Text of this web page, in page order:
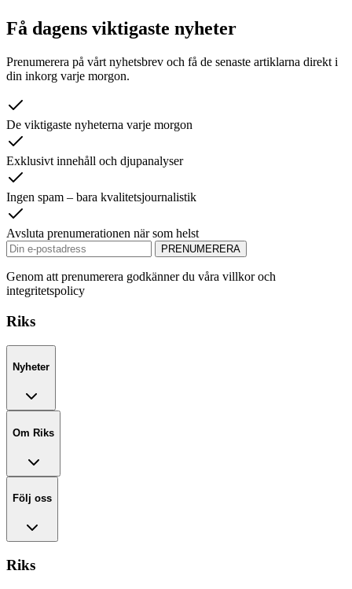
Få dagens viktigaste nyheter
Prenumerera på vårt nyhetsbrev och få de senaste artiklarna direkt i
din inkorg varje morgon.
De viktigaste nyheterna varje morgon
Exklusivt innehåll och djupanalyser
Ingen spam – bara kvalitetsjournalistik
Avsluta prenumerationen när som helst
PRENUMERERA
Genom att prenumerera godkänner du våra villkor och
integritetspolicy
Riks
Nyheter
Om Riks
Följ oss
Riks